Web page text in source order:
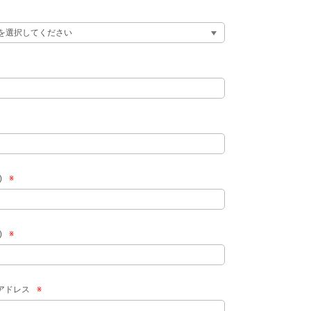
※
※
ドレス ※